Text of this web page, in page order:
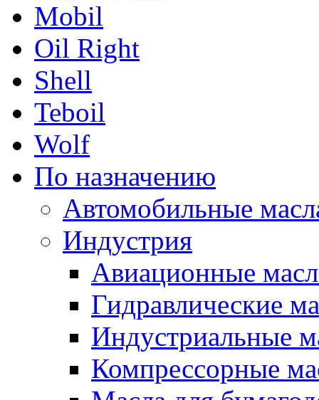
Mobil
Oil Right
Shell
Teboil
Wolf
По назначению
Автомобильные
Индустрия
Авиационные
Гидравлические
Индустриальные
Компрессорные